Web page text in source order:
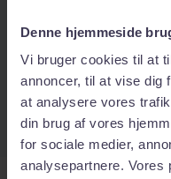
Denne hjemmeside
Vi bruger cookies til at
annoncer, til at vise dig
at analysere vores
din brug af vores
for sociale medier,
analysepartnere. Vores
Telefonnummer
70242424